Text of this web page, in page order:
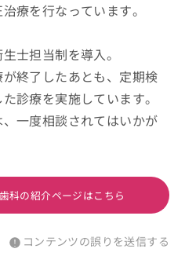
療を行なっています。
士担当制を導入。
終了したあとも、定期検
診療を実施しています。
一度相談されてはいかが
科の紹介ページはこちら
コンテンツの誤りを送信する